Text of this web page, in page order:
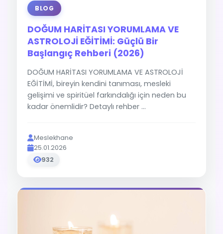
BLOG
DOĞUM HARİTASI YORUMLAMA VE
ASTROLOJİ EĞİTİMİ: Güçlü Bir
Başlangıç Rehberi (2026)
DOĞUM HARİTASI YORUMLAMA VE ASTROLOJİ
EĞİTİMİ, bireyin kendini tanıması, mesleki
gelişimi ve spiritüel farkındalığı için neden bu
kadar önemlidir? Detaylı rehber ...
Meslekhane
25.01.2026
932